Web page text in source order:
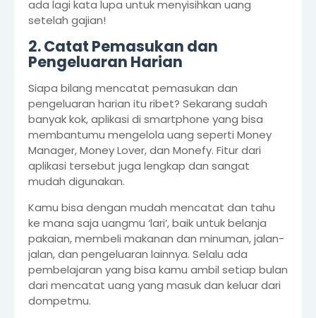
ada lagi kata lupa untuk menyisihkan uang
setelah gajian!
2. Catat Pemasukan dan
Pengeluaran Harian
Siapa bilang mencatat pemasukan dan
pengeluaran harian itu ribet? Sekarang sudah
banyak kok, aplikasi di smartphone yang bisa
membantumu mengelola uang seperti Money
Manager, Money Lover, dan Monefy. Fitur dari
aplikasi tersebut juga lengkap dan sangat
mudah digunakan.
Kamu bisa dengan mudah mencatat dan tahu
ke mana saja uangmu ‘lari’, baik untuk belanja
pakaian, membeli makanan dan minuman, jalan-
jalan, dan pengeluaran lainnya. Selalu ada
pembelajaran yang bisa kamu ambil setiap bulan
dari mencatat uang yang masuk dan keluar dari
dompetmu.